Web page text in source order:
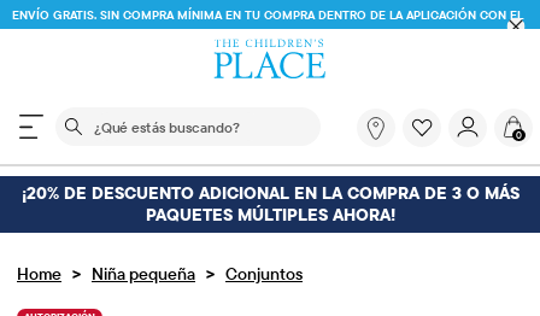
ENVÍO GRATIS. SIN COMPRA MÍNIMA EN TU COMPRA DENTRO DE LA APLICACIÓN CON EL
FREESHIPDESCARGAR AHORA
El siguiente campo de búsqueda filtra las
buscando?
0
¡20% DE DESCUENTO ADICIONAL EN LA COMPRA DE 3 O MÁS
PAQUETES MÚLTIPLES AHORA!
Home > Niña pequeña > Conjuntos